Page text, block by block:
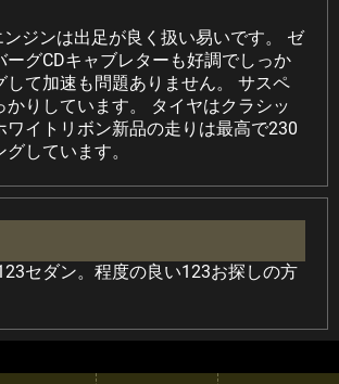
ジンは出足が良く扱い易いです。 ゼ
ーグCDキャブレターも好調でしっか
して加速も問題ありません。 サスペ
かりしています。 タイヤはクラシッ
ワイトリボン新品の走りは最高で230
しています。
セダン。程度の良い123お探しの方